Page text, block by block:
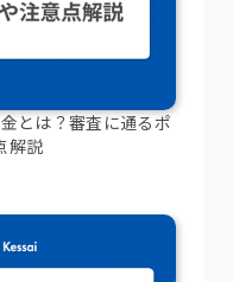
とは？審査に通るポ
解説